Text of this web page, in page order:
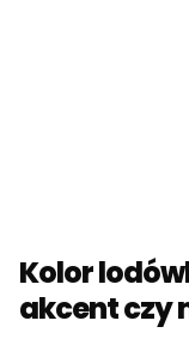
Kolor
akcent czy